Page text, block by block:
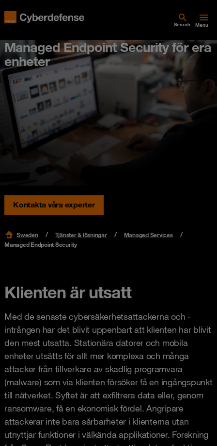
Search Menu
Managed Endpoint Security för era
enheter
Kontakta våra experter
Sweden Tjänster & lösningar
Managed Services
Managed Endpoint Security
Klienten är utsatt
Med de senaste cybersäkerhetsattackerna och -
intrången har det blivit uppenbart att klienten har blivit
den mest utsatta. Stationära datorer och mobila
enheter utsätts för allt mer komplexa och många
attacker från tillverkare av skadlig programvara
(malware) som via klienten försöker få en ingångspunkt
till nätverket. Syftet är att exfiltrera data eller, genom
ransomware, få en ekonomisk fördel. Angripare
attackerar inte bara sårbarheter i klienterna utan
utnyttjar funktioner i välkända applikationer. Forskning